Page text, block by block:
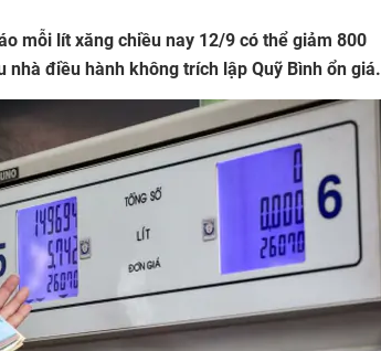
mỗi lít xăng chiều nay 12/9 có thể giảm 800
điều hành không trích lập Quỹ Bình ổn giá.